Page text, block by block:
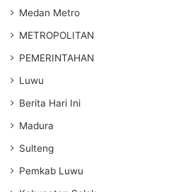
Medan Metro
METROPOLITAN
PEMERINTAHAN
Luwu
Berita Hari Ini
Madura
Sulteng
Pemkab Luwu